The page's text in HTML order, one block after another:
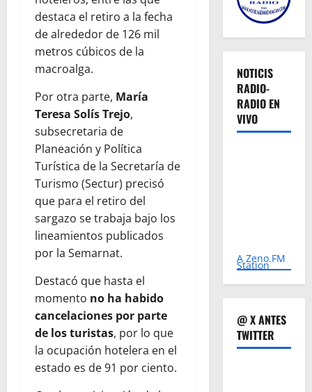
destaca el retiro a la fecha
de alrededor de 126 mil
metros cúbicos de la
macroalga.
Por otra parte, María
Teresa Solís Trejo,
subsecretaria de
Planeación y Política
Turística de la Secretaría de
Turismo (Sectur) precisó
que para el retiro del
sargazo se trabaja bajo los
lineamientos publicados
por la Semarnat.
Destacó que hasta el
momento no ha habido
cancelaciones por parte
de los turistas, por lo que
la ocupación hotelera en el
estado es de 91 por ciento.
NOTICIS
RADIO-
RADIO EN
VIVO
A Zeno.FM
Station
@ X ANTES
TWITTER